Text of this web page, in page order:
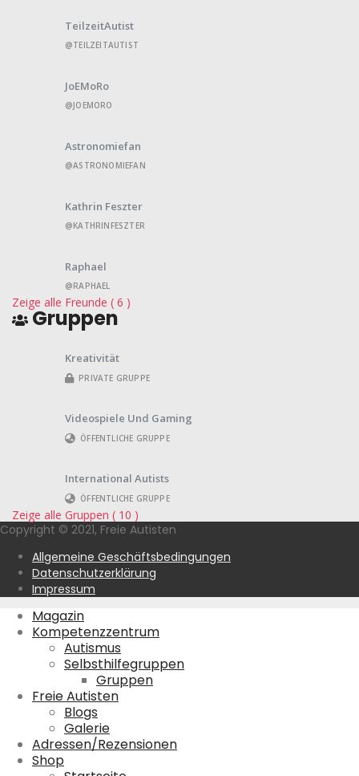
TeilzeitAutist
@TEILZEITAUTIST
JoEMoRo
@JOEMORO
Astronomiefan
@ASTRONOMIEFAN
Kathrin Feszter
@KATHRINFESZTER
Raphael
@RAPHAEL
Zeige alle Freunde ( 6 )
Gruppen
Kreativität
PRIVATE GRUPPE
Videospiele Und Gaming
ÖFFENTLICHE GRUPPE
International Autists
ÖFFENTLICHE GRUPPE
Zeige alle Gruppen ( 10 )
Copyright © 2021, Freie Autisten
Allgemeine Geschäftsbedingungen
Datenschutzerklärung
Impressum
Magazin
Kompetenzzentrum
Autismus
Selbsthilfegruppen
Gruppen
Freie Autisten
Blogs
Galerie
Adressen/Rezensionen
Shop